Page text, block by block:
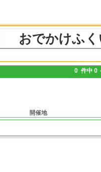
おでかけふく
0 件中 0
開催地